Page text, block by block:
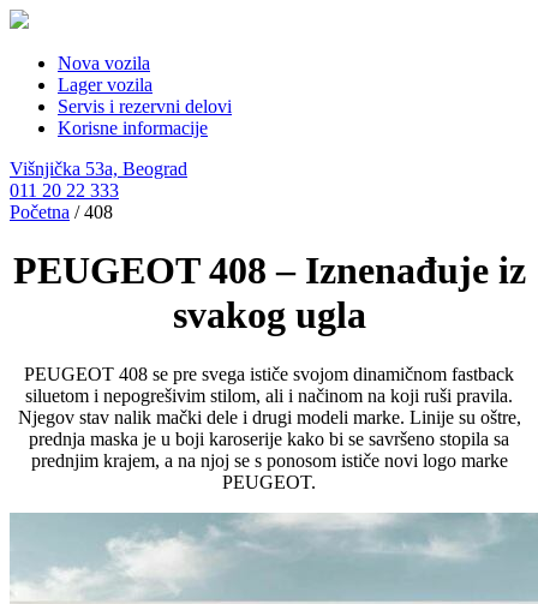
Nova vozila
Lager vozila
Servis i rezervni delovi
Korisne informacije
Višnjička 53a, Beograd
011 20 22 333
Početna /408
PEUGEOT 408 – Iznenađuje iz
svakog ugla
PEUGEOT 408 se pre svega ističe svojom dinamičnom fastback
siluetom i nepogrešivim stilom, ali i načinom na koji ruši pravila.
Njegov stav nalik mački dele i drugi modeli marke. Linije su oštre,
prednja maska je u boji karoserije kako bi se savršeno stopila sa
prednjim krajem, a na njoj se s ponosom ističe novi logo marke
PEUGEOT.